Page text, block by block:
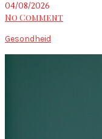
04/08/2026
No Comment
Gesondheid